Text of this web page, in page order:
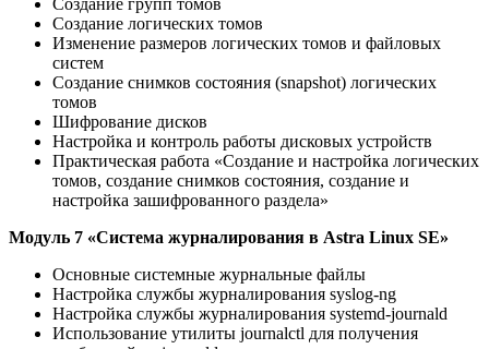
Создание логических томов
Изменение размеров логических томов и файловых
систем
Создание снимков состояния (snapshot) логических
томов
Шифрование дисков
Настройка и контроль работы дисковых устройств
Практическая работа «Создание и настройка логических
томов, создание снимков состояния, создание и
настройка зашифрованного раздела»
Модуль 7 «Система журналирования в Astra Linux SE»
Основные системные журнальные файлы
Настройка службы журналирования syslog-ng
Настройка службы журналирования systemd-journald
Использование утилиты journalctl для получения